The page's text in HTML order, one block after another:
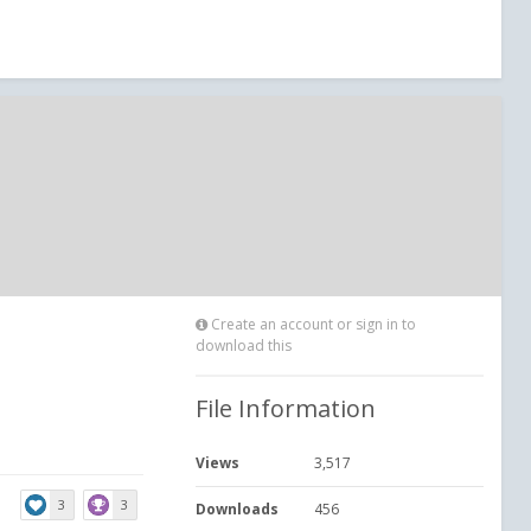
3 3
Create an account or sign in to
download this
File Information
Views 3,517
Downloads 456